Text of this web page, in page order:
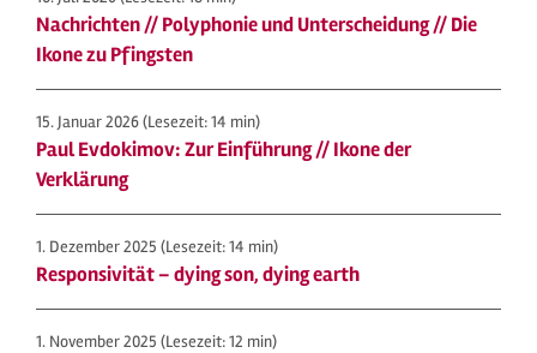
Nachrichten // Polyphonie und Unterscheidung // Die
Ikone zu Pfingsten
15. Januar 2026(Lesezeit: 14 min)
Paul Evdokimov: Zur Einführung // Ikone der
Verklärung
1. Dezember 2025 (Lesezeit: 14 min)
Responsivität – dying son, dying earth
1. November 2025 (Lesezeit: 12 min)